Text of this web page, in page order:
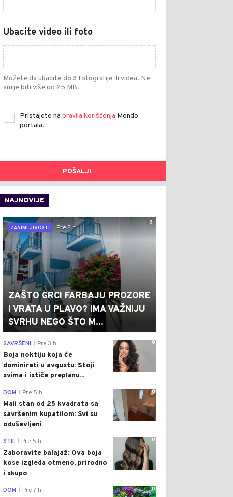
Ubacite video ili foto
Možete da ubacite do 3 fotografije ili videa. Ne
smije biti više od 25 MB.
Pristajete na pravila korišćenja Mondo
portala.
POŠALJI
NAJNOVIJE
0
ZANIMLJIVOSTI
Pre 2 h
ZAŠTO GRCI FARBAJU PROZORE
I VRATA U PLAVO? IMA VAŽNIJU
SVRHU NEGO ŠTO M...
0
SAVRŠENI Pre 3 h
Boja noktiju koja će
dominirati u avgustu: Stoji
svima i ističe preplanu...
0
DOM Pre 5 h
Mali stan od 25 kvadrata sa
savršenim kupatilom: Svi su
oduševljeni
0
STIL Pre 5 h
Zaboravite balajaž: Ova boja
kose izgleda otmeno, prirodno
i skupo
0
DOM Pre 7 h